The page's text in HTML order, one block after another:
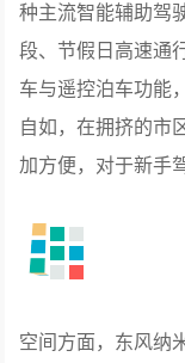
种主流智能辅助驾
段、节假日高速通
车与遥控泊车功能
自如，在拥挤的市
加方便，对于新手
空间方面，东风纳